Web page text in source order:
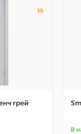
грей
В